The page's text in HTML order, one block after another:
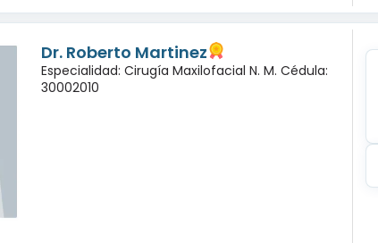
Dr. Roberto Martinez
Especialidad: Cirugía Maxilofacial N. M. Cédula:
30002010